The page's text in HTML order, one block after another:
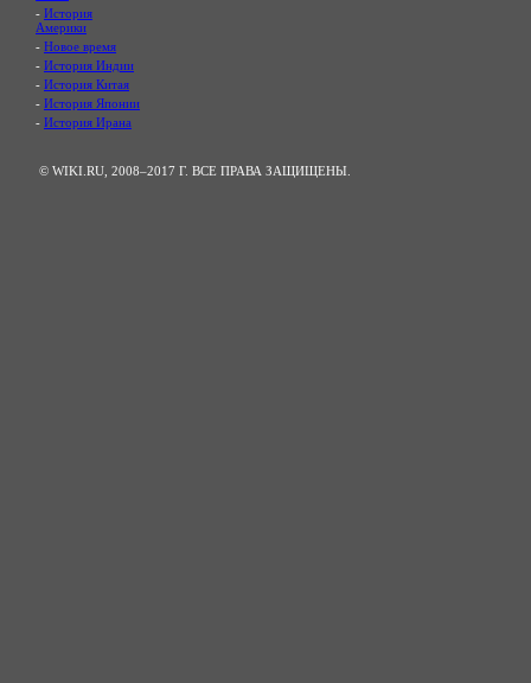
- История
Америки
- Новое время
- История Индии
- История Китая
- История Японии
- История Ирана
© WIKI.RU, 2008–2017 Г. ВСЕ ПРАВА ЗАЩИЩЕНЫ.